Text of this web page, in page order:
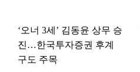
‘오너 3세’ 김동윤 상무 승
진…한국투자증권 후계
구도 주목